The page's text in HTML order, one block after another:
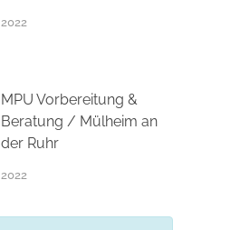
2022
MPU Vorbereitung &
Beratung / Mülheim an
der Ruhr
2022